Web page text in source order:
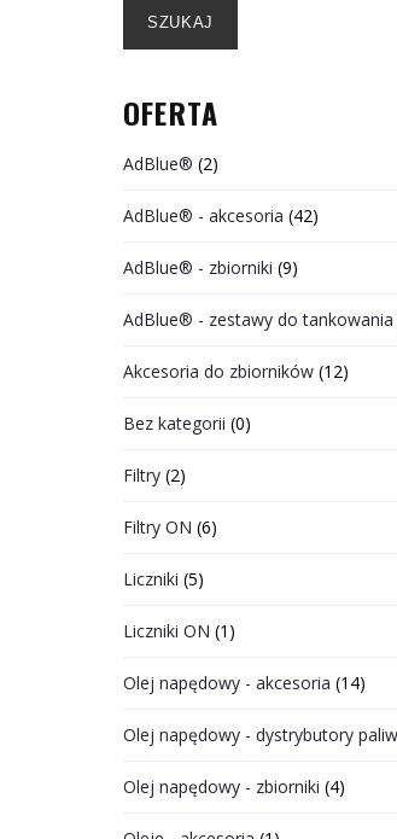
SZUKAJ
OFERTA
AdBlue® (2)
AdBlue® - akcesoria (42)
AdBlue® - zbiorniki (9)
AdBlue® - zestawy do tankowania
Akcesoria do zbiorników (12)
Bez kategorii (0)
Filtry (2)
Filtry ON (6)
Liczniki (5)
Liczniki ON (1)
Olej napędowy - akcesoria (14)
Olej napędowy - dystrybutory
Olej napędowy - zbiorniki (4)